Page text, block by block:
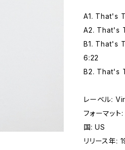
A1. That's
A2. That's
B1. That's
6:22
B2. That's
レーベル:
フォーマッ
国: US
リリース年: